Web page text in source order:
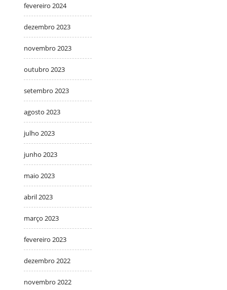
fevereiro 2024
dezembro 2023
novembro 2023
outubro 2023
setembro 2023
agosto 2023
julho 2023
junho 2023
maio 2023
abril 2023
março 2023
fevereiro 2023
dezembro 2022
novembro 2022